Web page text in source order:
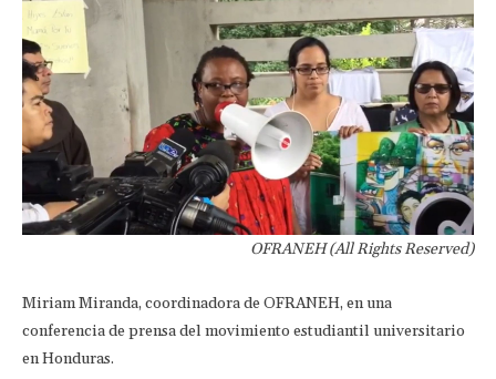
OFRANEH (All Rights Reserved)
Miriam Miranda, coordinadora de OFRANEH, en una
conferencia de prensa del movimiento estudiantil universitario
en Honduras.